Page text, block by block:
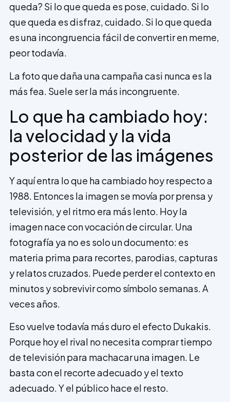
queda? Si lo que queda es pose, cuidado. Si lo
que queda es disfraz, cuidado. Si lo que queda
es una incongruencia fácil de convertir en meme,
peor todavía.
La foto que daña una campaña casi nunca es la
más fea. Suele ser la más incongruente.
Lo que ha cambiado hoy:
la velocidad y la vida
posterior de las imágenes
Y aquí entra lo que ha cambiado hoy respecto a
1988. Entonces la imagen se movía por prensa y
televisión, y el ritmo era más lento. Hoy la
imagen nace con vocación de circular. Una
fotografía ya no es solo un documento: es
materia prima para recortes, parodias, capturas
y relatos cruzados. Puede perder el contexto en
minutos y sobrevivir como símbolo semanas. A
veces años.
Eso vuelve todavía más duro el efecto Dukakis.
Porque hoy el rival no necesita comprar tiempo
de televisión para machacar una imagen. Le
basta con el recorte adecuado y el texto
adecuado. Y el público hace el resto.